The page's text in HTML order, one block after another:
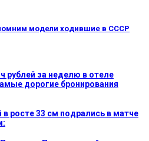
модели ходившие в СССР
рублей за неделю в отеле
дорогие бронирования
в росте 33 см подрались в матче